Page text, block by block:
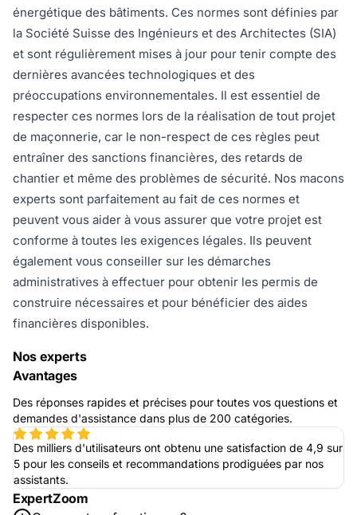
énergétique des bâtiments. Ces normes sont définies par
la Société Suisse des Ingénieurs et des Architectes (SIA)
et sont régulièrement mises à jour pour tenir compte des
dernières avancées technologiques et des
préoccupations environnementales. Il est essentiel de
respecter ces normes lors de la réalisation de tout projet
de maçonnerie, car le non-respect de ces règles peut
entraîner des sanctions financières, des retards de
chantier et même des problèmes de sécurité. Nos macons
experts sont parfaitement au fait de ces normes et
peuvent vous aider à vous assurer que votre projet est
conforme à toutes les exigences légales. Ils peuvent
également vous conseiller sur les démarches
administratives à effectuer pour obtenir les permis de
construire nécessaires et pour bénéficier des aides
financières disponibles.
Nos experts
Avantages
Des réponses rapides et précises pour toutes vos questions et
demandes d'assistance dans plus de 200 catégories.
Des milliers d'utilisateurs ont obtenu une satisfaction de 4,9 sur
5 pour les conseils et recommandations prodiguées par nos
assistants.
ExpertZoom